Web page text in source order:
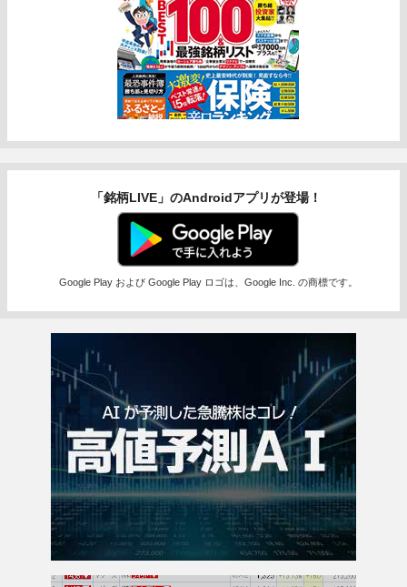
「銘柄LIVE」のAndroidアプリが登場！
Google Play および Google Play ロゴは、Google Inc. の商標です。